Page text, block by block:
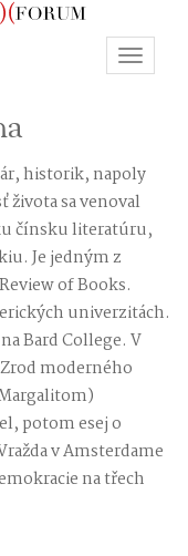
Toggle
historik, napoly
sa venoval
čínsku literatúru,
Je jedným z
of Books.
univerzitách.
Bard College. V
moderného
potom esej o
v Amsterdame
na třech